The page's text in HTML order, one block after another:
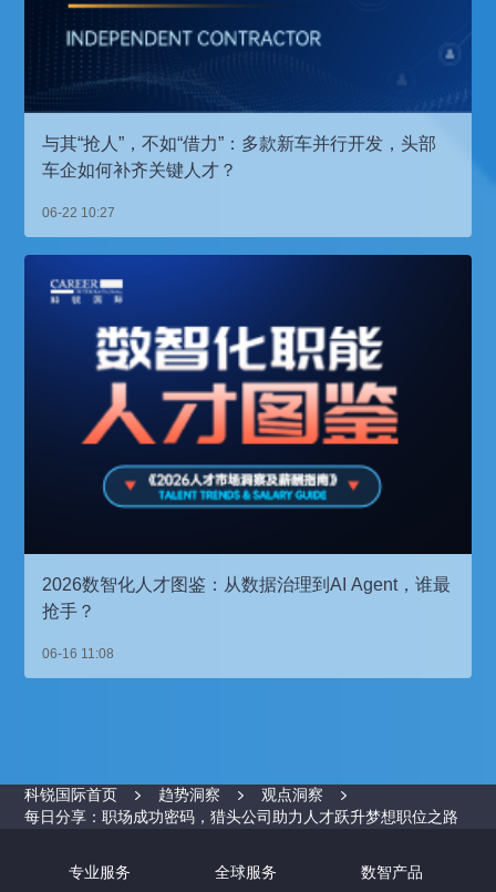
与其“抢人”，不如“借力”：多款新车并行开发，头部
车企如何补齐关键人才？
06-22 10:27
2026数智化人才图鉴：从数据治理到AI Agent，谁最
抢手？
06-16 11:08
科锐国际首页 趋势洞察
观点洞察
每日分享：职场成功密码，猎头公司助力人才跃升梦想职位之路
专业服务 全球服务 数智产品